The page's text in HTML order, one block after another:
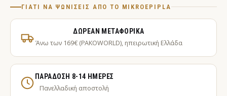
ΓΙΑΤΊ ΝΑ ΨΩΝΊΣΕΙΣ ΑΠΌ ΤΟ MIKROEPIPLA
ΔΩΡΕΆΝ ΜΕΤΑΦΟΡΙΚΆ
Άνω των 169€ (PAKOWORLD), ηπειρωτική Ελλάδα
ΠΑΡΆΔΟΣΗ 8-14 ΗΜΈΡΕΣ
Πανελλαδική αποστολή